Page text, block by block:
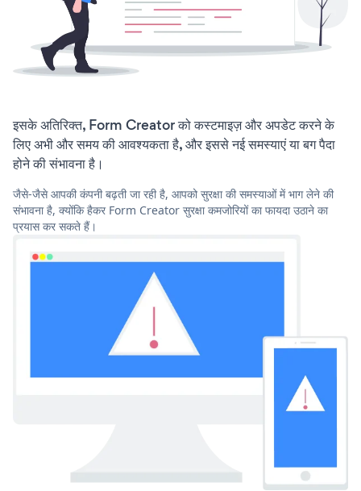
इसके अतिरिक्त, Form Creator को कस्टमाइज़ और अपडेट करने के
लिए अभी और समय की आवश्यकता है, और इससे नई समस्याएं या बग पैदा
होने की संभावना है।
जैसे-जैसे आपकी कंपनी बढ़ती जा रही है, आपको सुरक्षा की समस्याओं में भाग लेने की
संभावना है, क्योंकि हैकर Form Creator सुरक्षा कमजोरियों का फायदा उठाने का
प्रयास कर सकते हैं।